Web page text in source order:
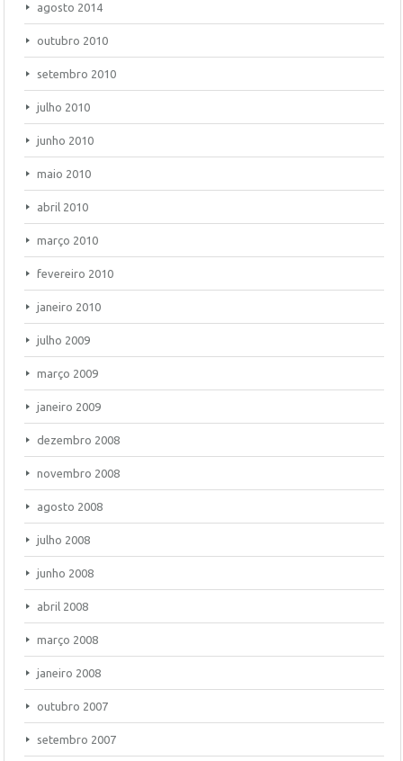
agosto 2014
outubro 2010
setembro 2010
julho 2010
junho 2010
maio 2010
abril 2010
março 2010
fevereiro 2010
janeiro 2010
julho 2009
março 2009
janeiro 2009
dezembro 2008
novembro 2008
agosto 2008
julho 2008
junho 2008
abril 2008
março 2008
janeiro 2008
outubro 2007
setembro 2007